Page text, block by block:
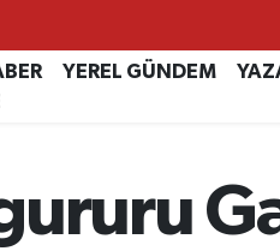
YEREL GÜNDEM